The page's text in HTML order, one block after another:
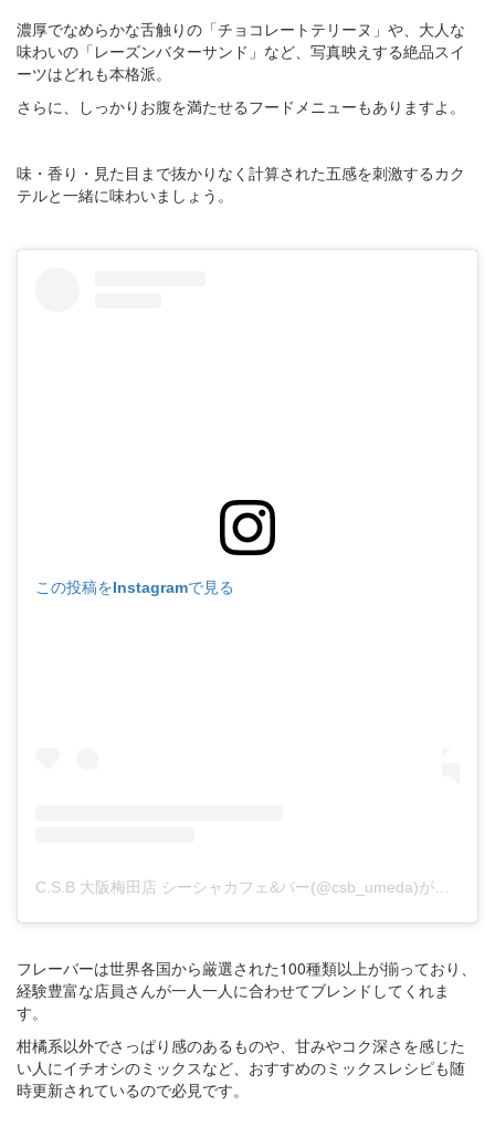
濃厚でなめらかな舌触りの「チョコレートテリーヌ」や、大人な
味わいの「レーズンバターサンド」など、写真映えする絶品スイ
ーツはどれも本格派。
さらに、しっかりお腹を満たせるフードメニューもありますよ。
味・香り・見た目まで抜かりなく計算された五感を刺激するカク
テルと一緒に味わいましょう。
この投稿をInstagramで見る
C.S.B 大阪梅田店 シーシャカフェ&バー(@csb_umeda)がシェアした投稿
フレーバーは世界各国から厳選された100種類以上が揃っており、
経験豊富な店員さんが一人一人に合わせてブレンドしてくれま
す。
柑橘系以外でさっぱり感のあるものや、甘みやコク深さを感じた
い人にイチオシのミックスなど、おすすめのミックスレシピも随
時更新されているので必見です。